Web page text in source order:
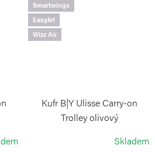
Smartwings
EasyJet
Wizz Air
Kufr B|Y Ulisse Carry-on
Trolley olivový
Skladem